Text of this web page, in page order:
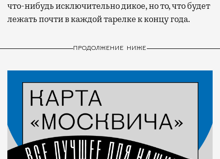
что-нибудь исключительно дикое, но то, что будет
лежать почти в каждой тарелке к концу года.
ПРОДОЛЖЕНИЕ НИЖЕ